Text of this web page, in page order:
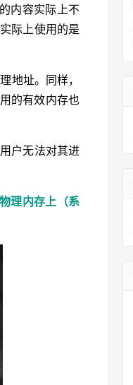
内容实际上不
际上使用的是
地址。同样，
的有效内存也
户无法对其进
理内存上（系